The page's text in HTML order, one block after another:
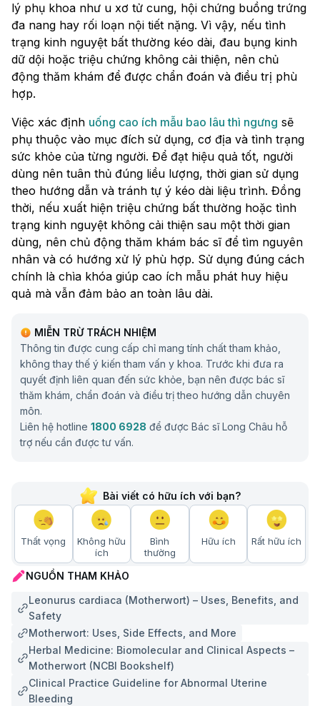
lý phụ khoa như u xơ tử cung, hội chứng buồng trứng
đa nang hay rối loạn nội tiết nặng. Vì vậy, nếu tình
trạng kinh nguyệt bất thường kéo dài, đau bụng kinh
dữ dội hoặc triệu chứng không cải thiện, nên chủ
động thăm khám để được chẩn đoán và điều trị phù
hợp.
Việc xác định uống cao ích mẫu bao lâu thì ngưng sẽ
phụ thuộc vào mục đích sử dụng, cơ địa và tình trạng
sức khỏe của từng người. Để đạt hiệu quả tốt, người
dùng nên tuân thủ đúng liều lượng, thời gian sử dụng
theo hướng dẫn và tránh tự ý kéo dài liệu trình. Đồng
thời, nếu xuất hiện triệu chứng bất thường hoặc tình
trạng kinh nguyệt không cải thiện sau một thời gian
dùng, nên chủ động thăm khám bác sĩ để tìm nguyên
nhân và có hướng xử lý phù hợp. Sử dụng đúng cách
chính là chìa khóa giúp cao ích mẫu phát huy hiệu
quả mà vẫn đảm bảo an toàn lâu dài.
MIỄN TRỪ TRÁCH NHIỆM
Thông tin được cung cấp chỉ mang tính chất tham khảo,
không thay thế ý kiến tham vấn y khoa. Trước khi đưa ra
quyết định liên quan đến sức khỏe, bạn nên được bác sĩ
thăm khám, chẩn đoán và điều trị theo hướng dẫn chuyên
môn.
Liên hệ hotline 1800 6928 để được Bác sĩ Long Châu hỗ
trợ nếu cần được tư vấn.
Bài viết có hữu ích với bạn?
Thất vọng
Không hữu
ích
Bình
thường
Hữu ích Rất hữu ích
NGUỒN THAM KHẢO
Leonurus cardiaca (Motherwort) – Uses, Benefits, and
Safety
Motherwort: Uses, Side Effects, and More
Herbal Medicine: Biomolecular and Clinical Aspects –
Motherwort (NCBI Bookshelf)
Clinical Practice Guideline for Abnormal Uterine
Bleeding